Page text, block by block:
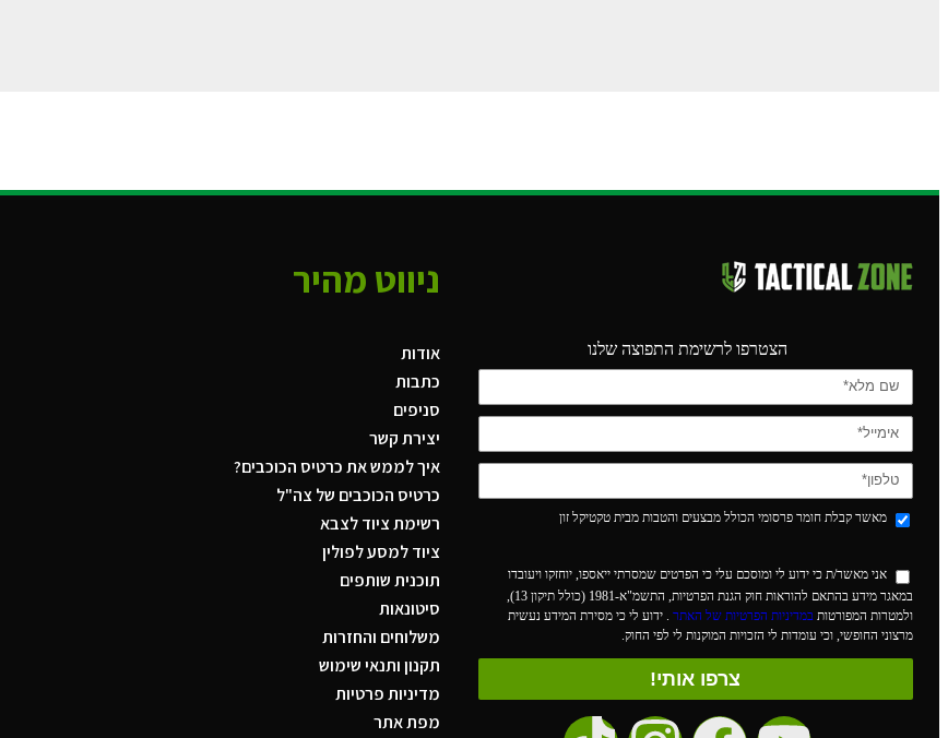
הצטרפו לרשימת התפוצה שלנו
מאשר קבלת חומר פרסומי הכולל מבצעים והטבות מבית טקטיקל זון
אני מאשר/ת כי ידוע לי ומוסכם עלי כי הפרטים שמסרתי ייאספו, יוחזקו ויעובדו
במאגר מידע בהתאם להוראות חוק הגנת הפרטיות, התשמ"א-1981 (כולל תיקון 13),
ולמטרות המפורטות במדיניות הפרטיות של האתר
. ידוע לי כי מסירת המידע נעשית
מרצוני החופשי, וכי עומדות לי הזכויות המוקנות לי לפי החוק.
צרפו אותי!
ניווט מהיר
אודות
כתבות
סניפים
יצירת קשר
איך לממש את כרטיס הכוכבים?
כרטיס הכוכבים של צה"ל
רשימת ציוד לצבא
ציוד למסע לפולין
תוכנית שותפים
סיטונאות
משלוחים והחזרות
תקנון ותנאי שימוש
מדיניות פרטיות
מפת אתר